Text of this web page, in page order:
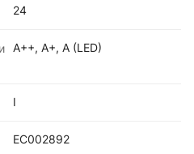
24
A++, A+, A (LED)
I
EC002892